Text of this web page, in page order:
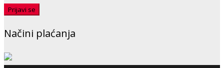
Načini plaćanja